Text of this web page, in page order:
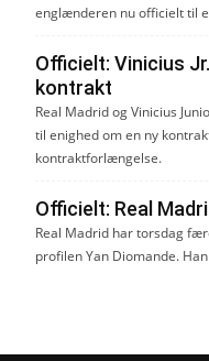
englænderen nu officielt til
Officielt: Vinicius
kontrakt
Real Madrid og Vinicius
til enighed om en ny
kontraktforlængelse.
Officielt: Real
Real Madrid har torsdag
profilen Yan Diomande.